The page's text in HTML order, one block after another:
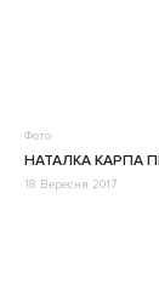
Фото
НАТАЛКА КАРПА
18 Вересня 2017